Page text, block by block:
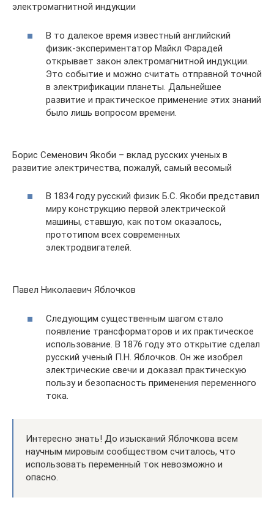
электромагнитной индукции
В то далекое время известный английский
физик-экспериментатор Майкл Фарадей
открывает закон электромагнитной индукции.
Это событие и можно считать отправной точной
в электрификации планеты. Дальнейшее
развитие и практическое применение этих знаний
было лишь вопросом времени.
Борис Семенович Якоби – вклад русских ученых в
развитие электричества, пожалуй, самый весомый
В 1834 году русский физик Б.С. Якоби представил
миру конструкцию первой электрической
машины, ставшую, как потом оказалось,
прототипом всех современных
электродвигателей.
Павел Николаевич Яблочков
Следующим существенным шагом стало
появление трансформаторов и их практическое
использование. В 1876 году это открытие сделал
русский ученый П.Н. Яблочков. Он же изобрел
электрические свечи и доказал практическую
пользу и безопасность применения переменного
тока.
Интересно знать! До изысканий Яблочкова всем
научным мировым сообществом считалось, что
использовать переменный ток невозможно и
опасно.